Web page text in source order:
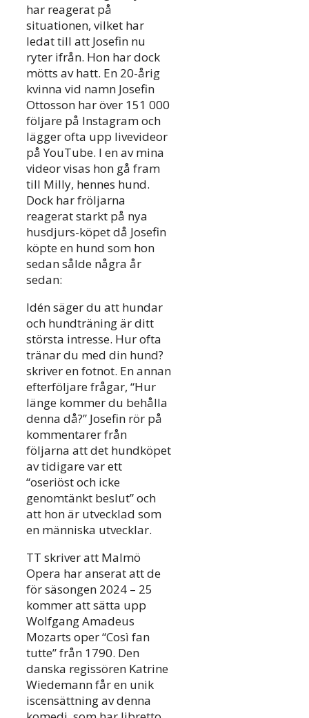
har reagerat på
situationen, vilket har
ledat till att Josefin nu
ryter ifrån. Hon har dock
mötts av hatt. En 20-årig
kvinna vid namn Josefin
Ottosson har över 151 000
följare på Instagram och
lägger ofta upp livevideor
på YouTube. I en av mina
videor visas hon gå fram
till Milly, hennes hund.
Dock har fröljarna
reagerat starkt på nya
husdjurs-köpet då Josefin
köpte en hund som hon
sedan sålde några år
sedan:
Idén säger du att hundar
och hundträning är ditt
största intresse. Hur ofta
tränar du med din hund?
skriver en fotnot. En annan
efterföljare frågar, “Hur
länge kommer du behålla
denna då?” Josefin rör på
kommentarer från
följarna att det hundköpet
av tidigare var ett
“oseriöst och icke
genomtänkt beslut” och
att hon är utvecklad som
en människa utvecklar.
TT skriver att Malmö
Opera har anserat att de
för säsongen 2024 – 25
kommer att sätta upp
Wolfgang Amadeus
Mozarts oper “Così fan
tutte” från 1790. Den
danska regissören Katrine
Wiedemann får en unik
iscensättning av denna